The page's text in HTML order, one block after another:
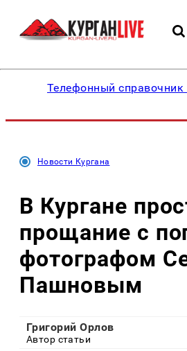
Телефонный справочник
Новости Кургана
В Кургане
прощание с
фотографом
Пашновым
Григорий Орлов
Автор статьи